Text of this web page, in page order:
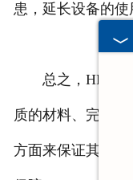
患，延长设备的使
总之，HPK 环
质的材料、完善的
方面来保证其安全